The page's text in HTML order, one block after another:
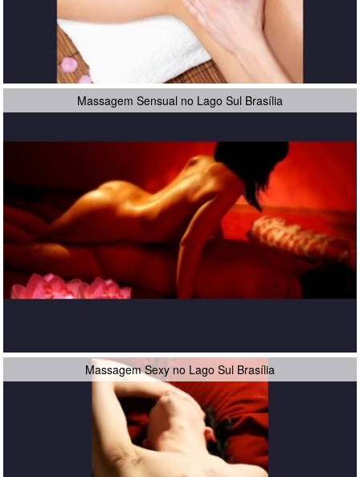
Massagem Sensual no Lago Sul Brasília
Massagem Sexy no Lago Sul Brasília